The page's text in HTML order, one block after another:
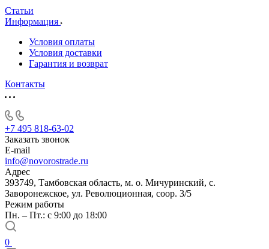
Статьи
Информация
Условия оплаты
Условия доставки
Гарантия и возврат
Контакты
+7 495 818-63-02
Заказать звонок
E-mail
info@novorostrade.ru
Адрес
393749, Тамбовская область, м. о. Мичуринский, с.
Заворонежское, ул. Революционная, соор. 3/5
Режим работы
Пн. – Пт.: с 9:00 до 18:00
0